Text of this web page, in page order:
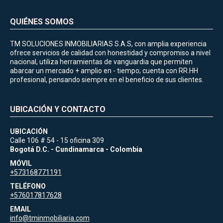
QUIÉNES SOMOS
TM SOLUCIONES INMOBILIARIAS S.A.S, con amplia experiencia
ofrece servicios de calidad con honestidad y compromiso a nivel
nacional, utiliza herramientas de vanguardia que permiten
abarcar un mercado + amplio en - tiempo; cuenta con RR.HH
profesional, pensando siempre en el beneficio de sus clientes.
UBICACIÓN Y CONTACTO
UBICACIÓN
Calle 106 # 54 - 15 oficina 309
Bogotá D.C. - Cundinamarca - Colombia
MÓVIL
+573168771191
TELÉFONO
+576017817628
EMAIL
info@tminmobiliaria.com